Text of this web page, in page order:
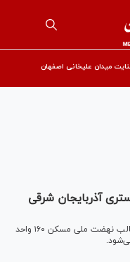
میدان علیخانی اصفهان
آذربایجان شرقی
رئیس کل دادگستری آذربایجان شرقی گفت: در قالب نهضت ملی مسکن ۱۶۰ واحد